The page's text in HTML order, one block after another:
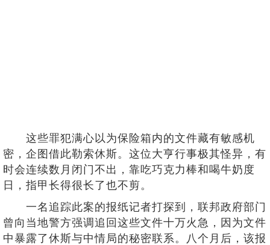
这些罪犯满心以为保险箱内的文件藏有敏感机
密，企图借此勒索休斯。这位大亨行事极其怪异，有
时会连续数月闭门不出，靠吃巧克力棒和喝牛奶度
日，指甲长得很长了也不剪。
一名追踪此案的报纸记者打探到，联邦政府部门
曾向当地警方强调追回这些文件十万火急，因为文件
中暴露了休斯与中情局的秘密联系。八个月后，该报